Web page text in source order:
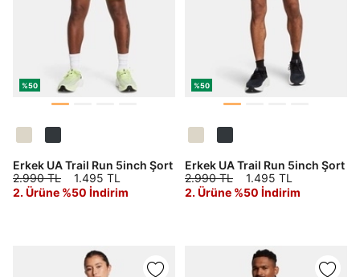
%50
Erkek UA Trail Run 5inch Şort
2.990 TL
1.495 TL
2. Ürüne %50 İndirim
%50
Erkek UA Trail Run 5inch Şort
2.990 TL
1.495 TL
2. Ürüne %50 İndirim